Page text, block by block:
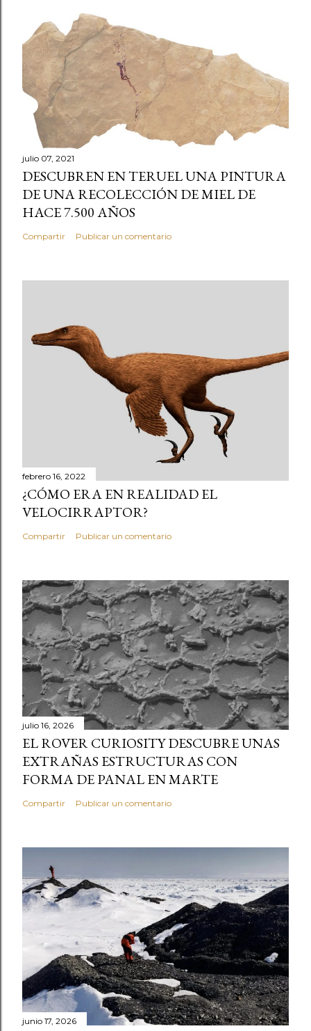
julio 07, 2021
DESCUBREN EN TERUEL UNA PINTURA
DE UNA RECOLECCIÓN DE MIEL DE
HACE 7.500 AÑOS
Compartir Publicar un comentario
febrero 16, 2022
¿CÓMO ERA EN REALIDAD EL
VELOCIRRAPTOR?
Compartir Publicar un comentario
julio 16, 2026
EL ROVER CURIOSITY DESCUBRE UNAS
EXTRAÑAS ESTRUCTURAS CON
FORMA DE PANAL EN MARTE
Compartir Publicar un comentario
junio 17, 2026